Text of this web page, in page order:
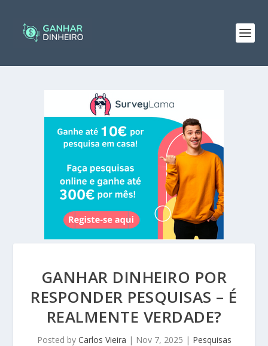
GANHAR DINHEIRO POR
RESPONDER PESQUISAS – É
REALMENTE VERDADE?
Posted by Carlos Vieira | Nov 7, 2025 | Pesquisas